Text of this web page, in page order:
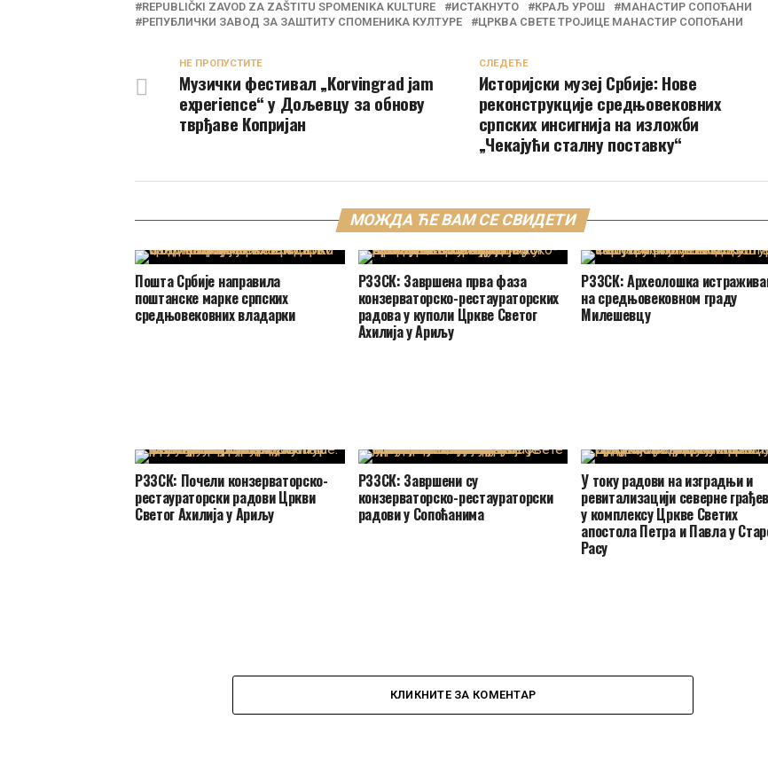
REPUBLIČKI ZAVOD ZA ZAŠTITU SPOMENIKA KULTURE
ИСТАКНУТО КРАЉ УРОШ
МАНАСТИР СОПОЋАНИ
РЕПУБЛИЧКИ ЗАВОД ЗА ЗАШТИТУ СПОМЕНИКА КУЛТУРЕ
ЦРКВА СВЕТЕ ТРОЈИЦЕ МАНАСТИР СОПОЋАНИ
СЛЕДЕЋЕ
Историјски музеј Србије: Нове
реконструкције средњовековних
српских инсигнија на изложби
„Чекајући сталну поставку“
НЕ ПРОПУСТИТЕ
Музички фестивал „Korvingrad jam
experience“ у Дољевцу за обнову
тврђаве Копријан
МОЖДА ЋЕ ВАМ СЕ СВИДЕТИ
Пошта Србије направила
поштанске марке српских
средњовековних владарки
РЗЗСК: Завршена прва фаза
конзерваторско-рестаураторских
радова у куполи Цркве Светог
Ахилија у Ариљу
РЗЗСК: Археолошка
на средњовековном граду
Милешевцу
РЗЗСК: Почели конзерваторско-
рестаураторски радови Цркви
Светог Ахилија у Ариљу
РЗЗСК: Завршени су
конзерваторско-рестаураторски
радови у Сопоћанима
У току радови на изградњи и
ревитализацији северне
у комплексу Цркве Светих
апостола Петра и Павла у
Расу
КЛИКНИТЕ ЗА КОМЕНТАР